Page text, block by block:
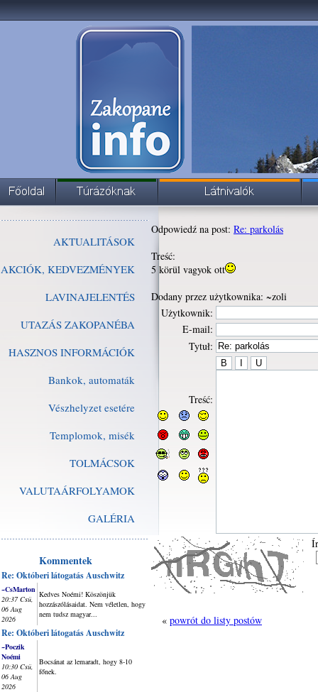
AKTUALITÁSOK
AKCIÓK, KEDVEZMÉNYEK
LAVINAJELENTÉS
UTAZÁS ZAKOPANÉBA
HASZNOS INFORMÁCIÓK
Bankok, automaták
Vészhelyzet esetére
Templomok, misék
TOLMÁCSOK
VALUTAÁRFOLYAMOK
GALÉRIA
Kommentek
Re: Októberi látogatás Auschwitz
~CsMarton
20:37 Csü,
06 Aug
2026
Kedves Noémi! Köszönjük
hozzászólásaidat. Nem véletlen, hogy
nem tudsz magyar...
Re: Októberi látogatás Auschwitz
~Poczik
Noémi
10:30 Csü,
06 Aug
2026
Bocsánat az lemaradt, hogy 8-10
főnek.
Odpowiedź na post: Re: parkolás
Treść:
5 körül vagyok ott
Dodany przez użytkownika: ~zoli
Użytkownik:
E-mail:
Tytuł:
Treść:
« powrót do listy postów